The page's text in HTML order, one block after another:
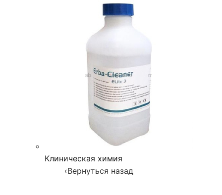
Клиническая химия
‹Вернуться назад